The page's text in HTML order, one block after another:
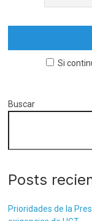
Si
Buscar
Posts
Prioridades de la